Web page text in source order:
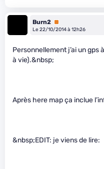
Burn2 Premium
Le 22/10/2014 à 12h26
Personnellement j’ai un gps
à vie).&nbsp;
Après here map ça inclue
&nbsp;EDIT: je viens de lire: